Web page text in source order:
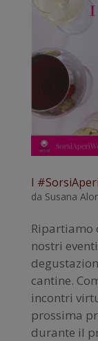
I
da Susana
Ripartiamo
nostri
cantine.
incontri
prossima
durante il